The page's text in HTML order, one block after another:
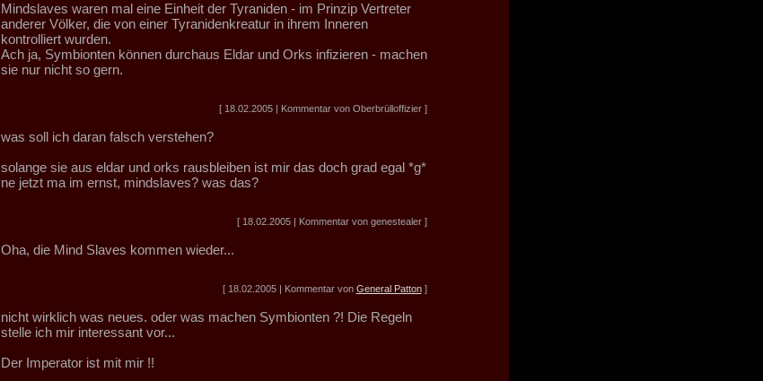
Mindslaves waren mal eine Einheit der Tyraniden - im Prinzip Vertreter
anderer Völker, die von einer Tyranidenkreatur in ihrem Inneren
kontrolliert wurden.
Ach ja, Symbionten können durchaus Eldar und Orks infizieren - machen
sie nur nicht so gern.
[ 18.02.2005 | Kommentar von Oberbrülloffizier ]
was soll ich daran falsch verstehen?
solange sie aus eldar und orks rausbleiben ist mir das doch grad egal *g*
ne jetzt ma im ernst, mindslaves? was das?
[ 18.02.2005 | Kommentar von genestealer ]
Oha, die Mind Slaves kommen wieder...
[ 18.02.2005 | Kommentar von General Patton]
nicht wirklich was neues. oder was machen Symbionten ?! Die Regeln
stelle ich mir interessant vor...
Der Imperator ist mit mir !!